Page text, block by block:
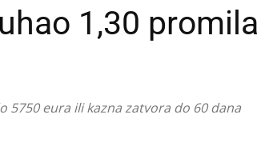
1,30
5750 eura ili kazna zatvora do 60 dana